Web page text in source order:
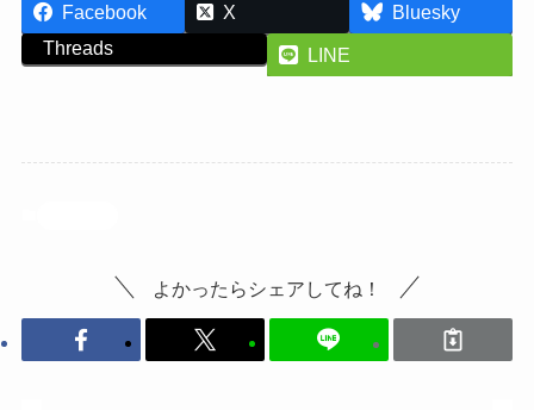
Facebook X
Bluesky
Threads
LINE
よかったらシェアしてね！